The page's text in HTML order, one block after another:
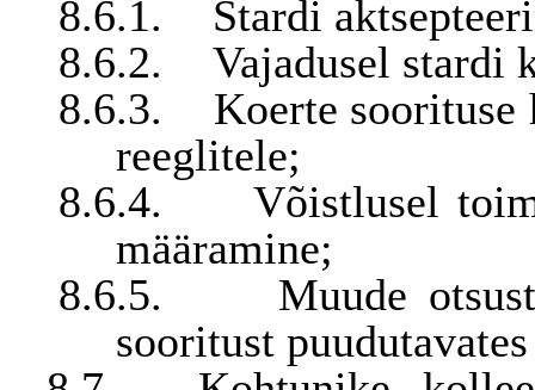
8.6.1.
Stardi
8.6.2.
Vajadusel stardi
8.6.3.
Koerte soorituse
reeglitele;
8.6.4.
Võistlusel
määramine;
8.6.5.
Muude
sooritust